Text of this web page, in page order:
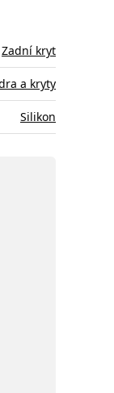
Zadní kryt
a kryty
Silikon